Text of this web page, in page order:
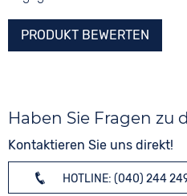
PRODUKT BEWERTEN
Haben Sie Fragen zu
Kontaktieren Sie uns direkt!
HOTLINE: (040) 244